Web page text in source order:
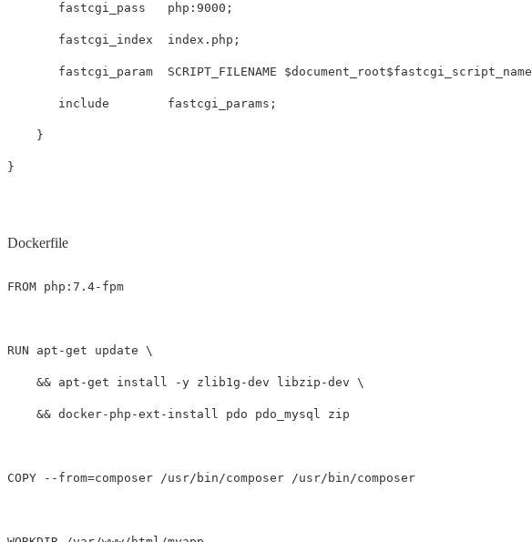
fastcgi_pass php : 9000 ;
fastcgi_index index.php ;
fastcgi_param SCRIPT_FILENAME $document_root$fastcgi_script_name
include fastcgi_params ;
}
}
Dockerfile
FROM php:7.4-fpm
RUN apt-get update
&& apt-get install -y zlib1g-dev libzip-dev
&& docker-php-ext-install pdo pdo_mysql zip
COPY --from=composer /usr/bin/composer /usr/bin/composer